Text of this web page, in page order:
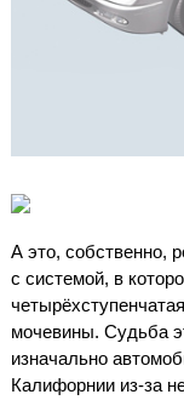
А это, собственно,
с системой, в
мочевины. Судьба
изначально
Калифорнии из-за